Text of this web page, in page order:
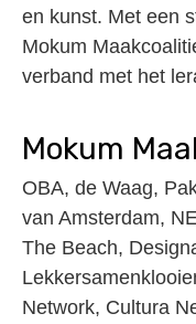
en kunst. Met een
Mokum
verband met het
Mokum
OBA, de Waag,
van Amsterdam,
The Beach,
Network, Cultura